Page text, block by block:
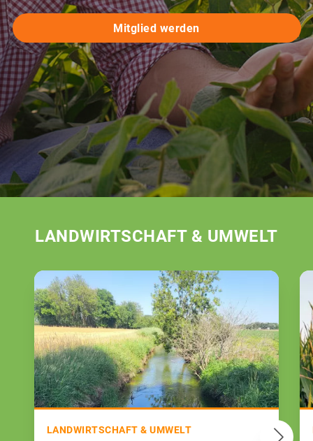
Mitglied werden
LANDWIRTSCHAFT & UMWELT
LANDWIRTSCHAFT & UMWELT